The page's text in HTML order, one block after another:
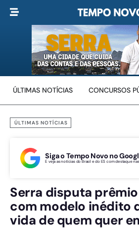
ÚLTIMAS NOTÍCIAS CONCURSOS
ÚLTIMAS NOTÍCIAS
Siga o Tempo Novo no
E veja as notícias do Brasil e do ES com destaque
Serra disputa
com modelo inédito
vida de quem quer